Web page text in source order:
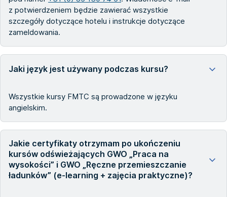
z potwierdzeniem będzie zawierać wszystkie
szczegóły dotyczące hotelu i instrukcje dotyczące
zameldowania.
Jaki język jest używany podczas kursu?
Wszystkie kursy FMTC są prowadzone w języku
angielskim.
Jakie certyfikaty otrzymam po ukończeniu
kursów odświeżających GWO „Praca na
wysokości” i GWO „Ręczne przemieszczanie
ładunków” (e-learning + zajęcia praktyczne)?